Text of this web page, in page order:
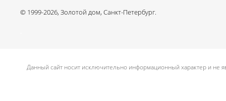
© 1999-2026, Золотой дом, Санкт-Петербург.
Данный сайт носит исключительно информационный характер и не